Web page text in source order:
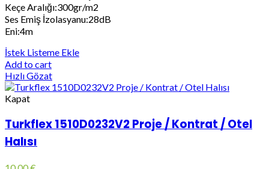
Keçe Aralığı:300gr/m2
Ses Emiş İzolasyanu:28dB
Eni:4m
İstek Listeme Ekle
Add to cart
Hızlı Gözat
Kapat
Turkflex 1510D0232V2 Proje / Kontrat / Otel
Halısı